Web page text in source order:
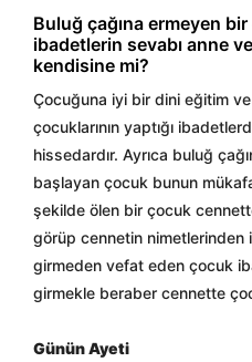
Buluğ çağına ermeyen
ibadetlerin sevabı anne
kendisine mi?
Çocuğuna iyi bir dini eğitim
çocuklarının yaptığı
hissedardır. Ayrıca buluğ
başlayan çocuk bunun
şekilde ölen bir çocuk
görüp cennetin nimetlerinden
girmeden vefat eden çocuk
girmekle beraber cennette
Günün Ayeti